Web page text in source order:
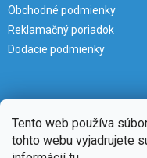
Tento web používa
tohto webu vyjadrujete
Obchodné podmienky
Reklamačný poriadok
Dodacie podmienky